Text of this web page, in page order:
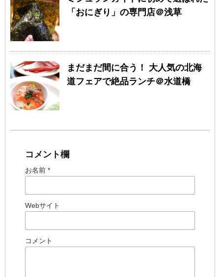
「おにぎり」の専門店＠浅草
まだまだ間に合う！ 大人気の北海
道フェアで絶品ランチ＠水道橋
コメント欄
お名前 *
Webサイト
コメント